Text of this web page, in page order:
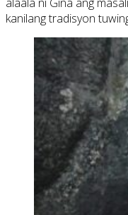
alaala ni Gina ang
kanilang tradisyon